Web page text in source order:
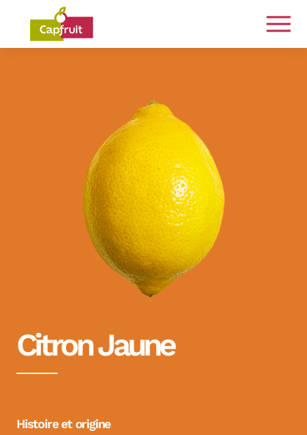
Engagés de la terre à l’assiette
Citron Jaune
Histoire et origine